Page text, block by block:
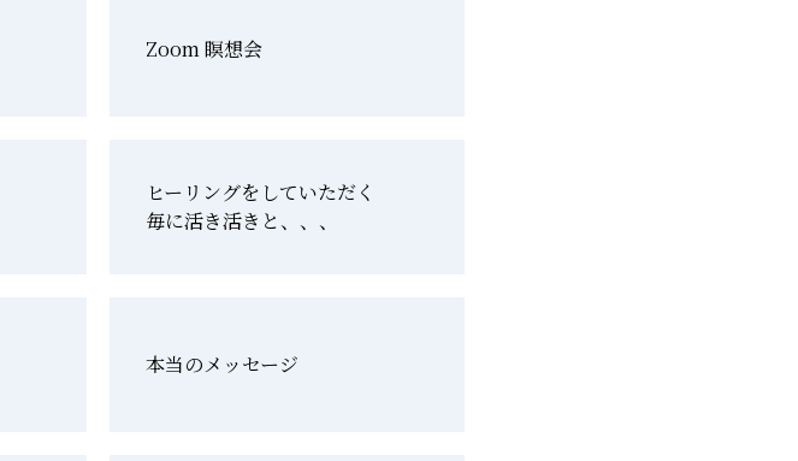
Zoom 瞑想会
ヒーリングをしていただく
毎に活き活きと、、、
本当のメッセージ